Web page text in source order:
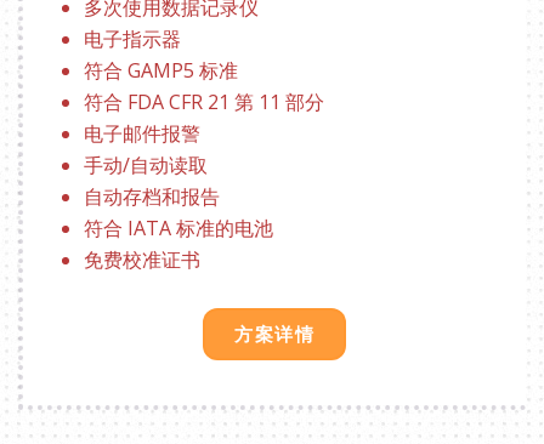
多次使用数据记录仪
电子指示器
符合 GAMP5 标准
符合 FDA CFR 21 第 11 部分
电子邮件报警
手动/自动读取
自动存档和报告
符合 IATA 标准的电池
免费校准证书
方案详情